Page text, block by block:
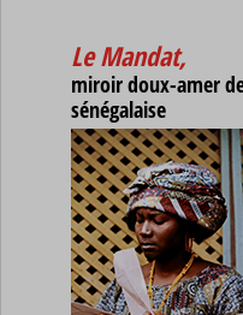
Le Mandat,
miroir doux-amer
sénégalaise